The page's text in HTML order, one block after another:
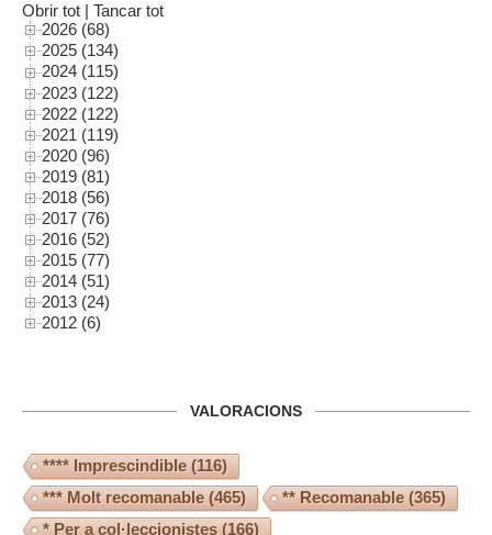
Obrir tot | Tancar tot
2026 (68)
2025 (134)
2024 (115)
2023 (122)
2022 (122)
2021 (119)
2020 (96)
2019 (81)
2018 (56)
2017 (76)
2016 (52)
2015 (77)
2014 (51)
2013 (24)
2012 (6)
VALORACIONS
**** Imprescindible(116)
*** Molt recomanable(465) ** Recomanable(365)
* Per a col·leccionistes (166)